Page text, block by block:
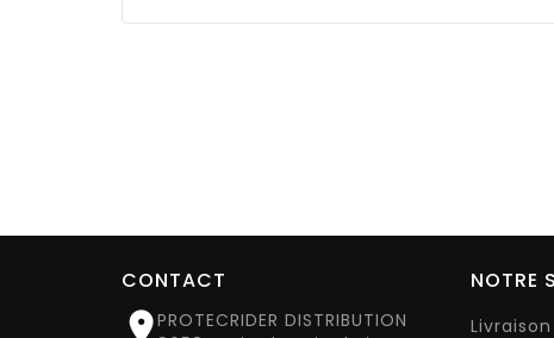
CONTACT
PROTECRIDER DISTRIBUTION
NOTRE